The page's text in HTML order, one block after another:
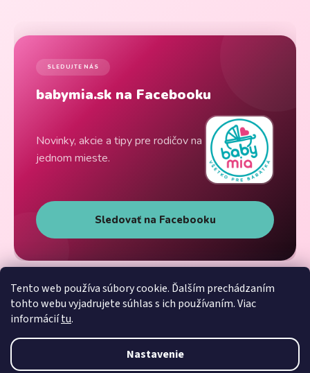
Tento web používa súbory cookie. Ďalším prechádzaním
tohto webu vyjadrujete súhlas s ich používaním. Viac
informáciítu.
Nastavenie
SLEDUJTE NÁS
babymia.sk na Facebooku
Novinky, akcie a tipy pre rodičov na
jednom mieste.
Sledovať na Facebooku